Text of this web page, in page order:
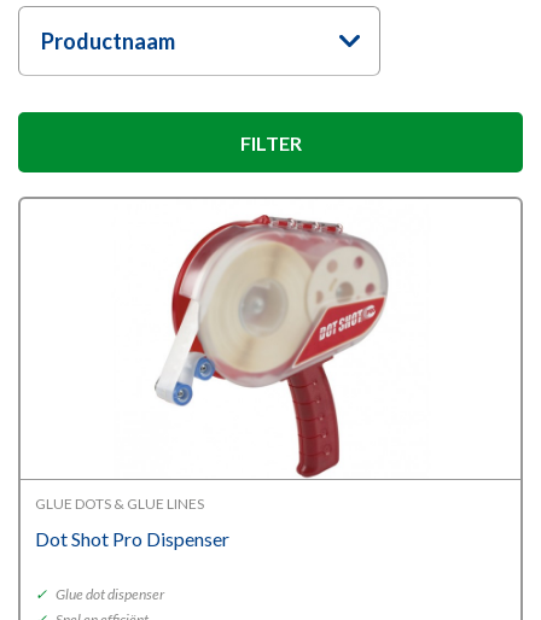
Productnaam
FILTER
GLUE DOTS & GLUE LINES
Dot Shot Pro Dispenser
✓ Glue dot dispenser